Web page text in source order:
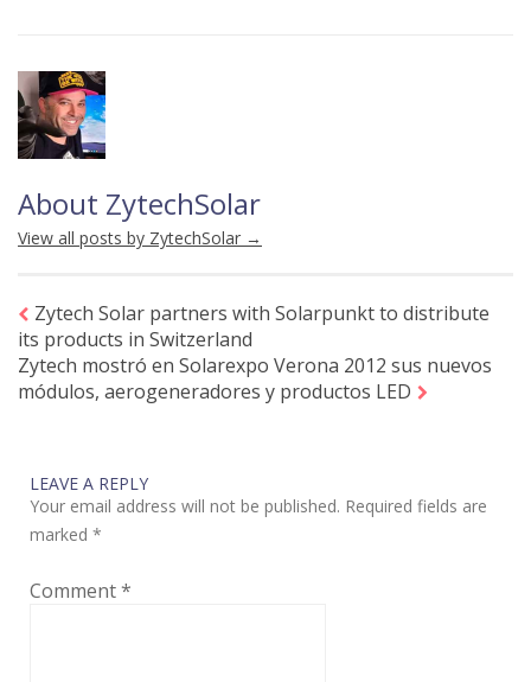
About ZytechSolar
View all posts by ZytechSolar →
Zytech Solar partners with Solarpunkt to distribute
its products in Switzerland
Zytech mostró en Solarexpo Verona 2012 sus nuevos
módulos, aerogeneradores y productos LED
LEAVE A REPLY
Your email address will not be published. Required fields are
marked *
Comment*